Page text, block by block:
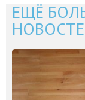
ЕЩЁ